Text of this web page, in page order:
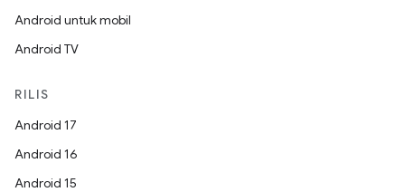
Android untuk mobil
Android TV
RILIS
Android 17
Android 16
Android 15